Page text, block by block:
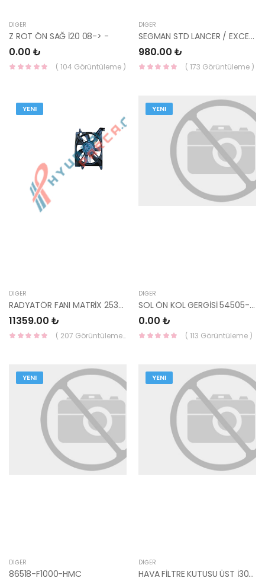
DIĞER
Z ROT ÖN SAĞ İ20 08-> -
0.00 ₺
( 104 Görüntüleme )
DIĞER
SEGMAN STD LANCER / EXCEL 1.5 GOETZE 06-286700-00 75,50-GOETZE
980.00 ₺
( 173 Görüntüleme )
YENI
DIĞER
RADYATÖR FANI MATRİX 25380-17610-HMC
11359.00 ₺
( 207 Görüntüleme )
YENI
DIĞER
SOL ÖN KOL GERGİSİ 54505-3M100-HMC
0.00 ₺
( 113 Görüntüleme )
YENI
DIĞER
86518-F1000-HMC
YENI
DIĞER
HAVA FİLTRE KUTUSU ÜST İ30/CEED 07-12 DİZEL 28111-2H200-YS